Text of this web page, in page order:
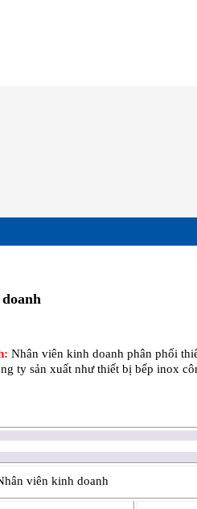
Nhân viên kinh doanh phân phối
ty sản xuất như thiết bị bếp inox
viên kinh doanh